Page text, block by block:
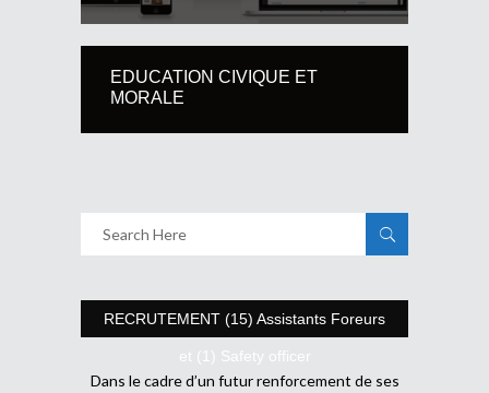
EDUCATION CIVIQUE ET
MORALE
RECRUTEMENT (15) Assistants Foreurs
et (1) Safety officer
Dans le cadre d’un futur renforcement de ses